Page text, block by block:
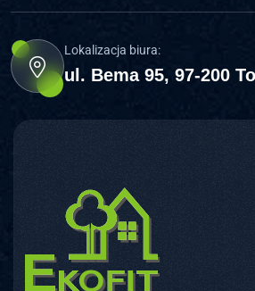
Lokalizacja biura:
ul. Bema 95, 97-200